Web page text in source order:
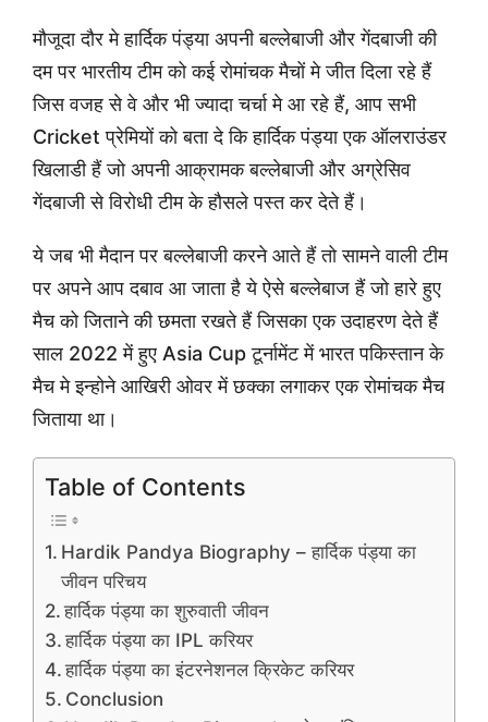
मौजूदा दौर मे हार्दिक पंड्या अपनी बल्लेबाजी और गेंदबाजी की
दम पर भारतीय टीम को कई रोमांचक मैचों मे जीत दिला रहे हैं
जिस वजह से वे और भी ज्यादा चर्चा मे आ रहे हैं, आप सभी
Cricket प्रेमियों को बता दे कि हार्दिक पंड्या एक ऑलराउंडर
खिलाडी हैं जो अपनी आक्रामक बल्लेबाजी और अग्रेसिव
गेंदबाजी से विरोधी टीम के हौसले पस्त कर देते हैं।
ये जब भी मैदान पर बल्लेबाजी करने आते हैं तो सामने वाली टीम
पर अपने आप दबाव आ जाता है ये ऐसे बल्लेबाज हैं जो हारे हुए
मैच को जिताने की छमता रखते हैं जिसका एक उदाहरण देते हैं
साल 2022 में हुए Asia Cup टूर्नामेंट में भारत पकिस्तान के
मैच मे इन्होने आखिरी ओवर में छक्का लगाकर एक रोमांचक मैच
जिताया था।
Table of Contents
Hardik Pandya Biography – हार्दिक पंड्या का
जीवन परिचय
हार्दिक पंड्या का शुरुवाती जीवन
हार्दिक पंड्या का IPL करियर
हार्दिक पंड्या का इंटरनेशनल क्रिकेट करियर
Conclusion